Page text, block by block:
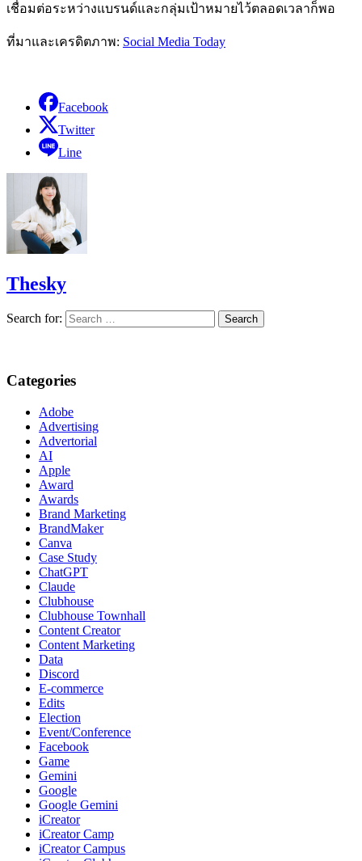
เชื่อมต่อระหว่างแบรนด์และกลุ่มเป้าหมายไว้ตลอดเวลาก็พอ
ที่มาและเครดิตภาพ: Social Media Today
Facebook
Twitter
Line
Thesky
Search for:
Categories
Adobe
Advertising
Advertorial
AI
Apple
Award
Awards
Brand Marketing
BrandMaker
Canva
Case Study
ChatGPT
Claude
Clubhouse
Clubhouse Townhall
Content Creator
Content Marketing
Data
Discord
E-commerce
Edits
Election
Event/Conference
Facebook
Game
Gemini
Google
Google Gemini
iCreator
iCreator Camp
iCreator Campus